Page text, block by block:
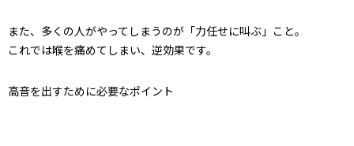
また、多くの人がやってしまうのが「力任せに叫ぶ」こと。
これでは喉を痛めてしまい、逆効果です。
高音を出すために必要なポイント